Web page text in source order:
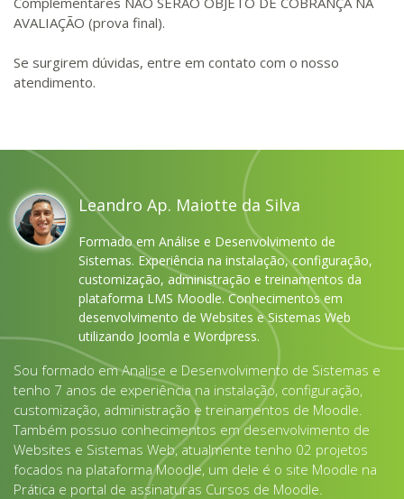
AVALIAÇÃO (prova final).
Se surgirem dúvidas, entre em contato com o nosso
atendimento.
Leandro Ap. Maiotte da Silva
Formado em Análise e Desenvolvimento de
Sistemas. Experiência na instalação, configuração,
customização, administração e treinamentos da
plataforma LMS Moodle. Conhecimentos em
desenvolvimento de Websites e Sistemas Web
utilizando Joomla e Wordpress.
Sou formado em Analise e Desenvolvimento de Sistemas e
tenho 7 anos de experiência na instalação, configuração,
customização, administração e treinamentos de Moodle.
Também possuo conhecimentos em desenvolvimento de
Websites e Sistemas Web, atualmente tenho 02 projetos
focados na plataforma Moodle, um dele é o site Moodle na
Prática e portal de assinaturas Cursos de Moodle.